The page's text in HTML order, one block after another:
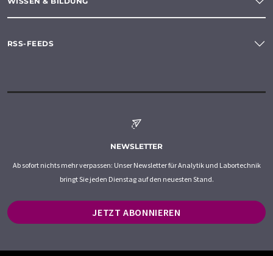
RSS-FEEDS
NEWSLETTER
Ab sofort nichts mehr verpassen: Unser Newsletter für Analytik und Labortechnik
bringt Sie jeden Dienstag auf den neuesten Stand.
JETZT ABONNIEREN